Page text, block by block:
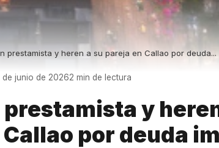
prestamista y heren a su pareja en Callao por deuda...
de junio de 20262 min de lectura
y
por deuda